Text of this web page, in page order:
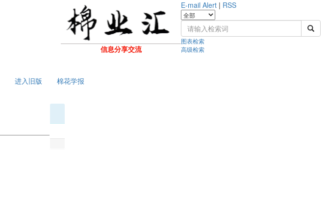
信息分享交流
E-mail Alert | RSS
图表检索
高级检索
进入旧版 棉花学报